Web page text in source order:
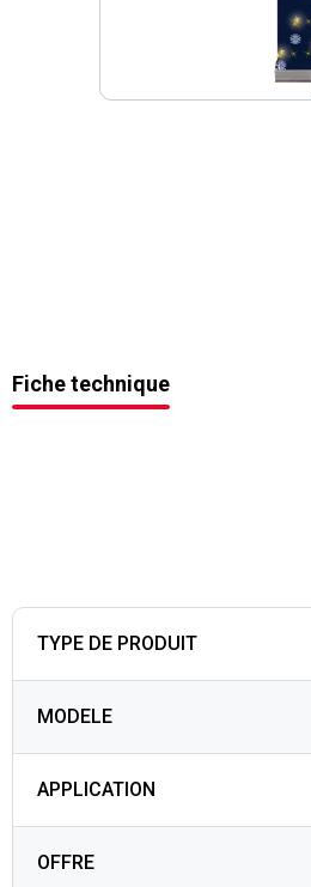
Fiche technique
TYPE DE PRODUIT
MODELE
APPLICATION
OFFRE